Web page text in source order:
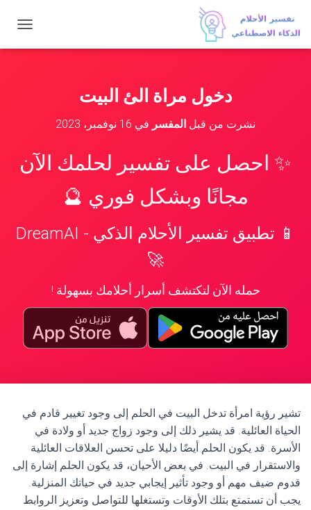
ب
ل
دخول مراة الئ البيت
نشرت من قبل المفسر في 16 نوفمبر، 2023
✨ احصل على تفسير لحلمك الآن
مجانًا وبشكل فوري 🔮
📱 تطبيق تفسير الأحلام الذكي - DreamAI
🚀
حمله الآن لتكتشف أسرار أحلامك بسهولة !
تشير رؤية امرأة تدخل البيت في الحلم إلى وجود تغيير قادم في
الحياة العائلية. قد يشير ذلك إلى وجود زواج جديد أو ولادة في
الأسرة. قد يكون الحلم أيضًا دليلا على تحسن العلاقات العائلية
والاستقرار في البيت. في بعض الأحيان، قد يكون الحلم إشارة إلى
قدوم ضيف مهم أو وجود تأثير إيجابي جديد في حياتك المنزلية.
يجب أن تستمتع بتلك الأوقات وتستغلها للتواصل وتعزيز الروابط